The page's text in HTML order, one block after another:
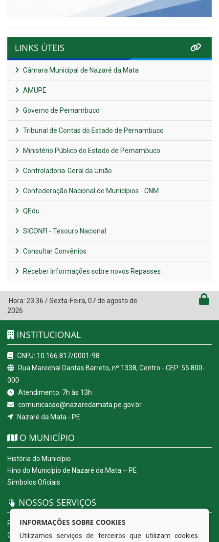
LINKS ÚTEIS
Câmara Municipal de Nazaré da Mata
AMUPE
Governo de Pernambuco
Tribunal de Contas do Estado de Pernambuco
Ministério Público do Estado de Pernambuco
Controladoria-Geral da União
Confederação Nacional de Municípios - CNM
QEdu
SICONFI - Tesouro Nacional
Consultar Convênios
Receber Informações sobre novos Repasses
Hora: 23:36 /Sexta-Feira, 07 de agosto de
2026
INSTITUCIONAL
CNPJ: 10.166.817/0001-98
Rua Marechal Dantas Barreto, nº 1338, Centro - CEP: 55.800-
000
Atendimento: 7h às 13h
comunicacao@nazaredamata.pe.gov.br
Nazaré da Mata - PE
O MUNICÍPIO
História do Município
Hino do Município de Nazaré da Mata – PE
Símbolos Oficiais
NOSSOS SERVIÇOS
Portal da Transparência
Carta de Serviços ao Usuário
INFORMAÇÕES SOBRE COOKIES
Utilizamos serviços de terceiros que utilizam cookies.